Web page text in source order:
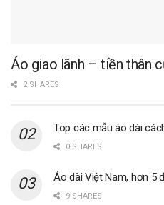
Áo giao lãnh – tiền thân
2 SHARES
Top các mẫu áo dài
0 SHARES
Áo dài Việt Nam, hơn 5
9 SHARES